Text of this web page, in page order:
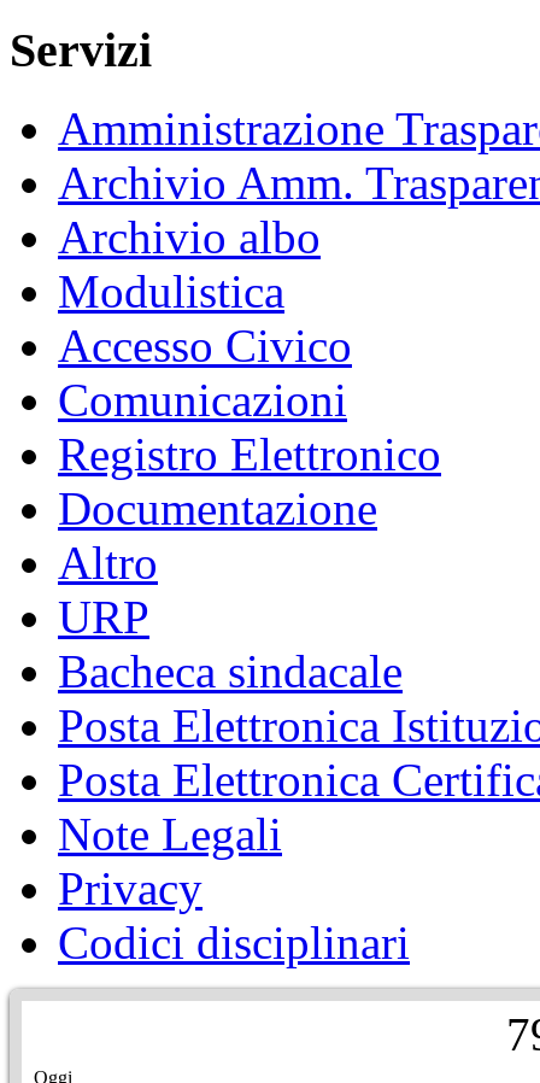
Servizi
Amministrazione
Archivio Amm.
Archivio albo
Modulistica
Accesso Civico
Comunicazioni
Registro Elettronico
Documentazione
Altro
URP
Bacheca sindacale
Posta Elettronica
Posta Elettronica
Note Legali
Privacy
Codici disciplinari
7
Oggi